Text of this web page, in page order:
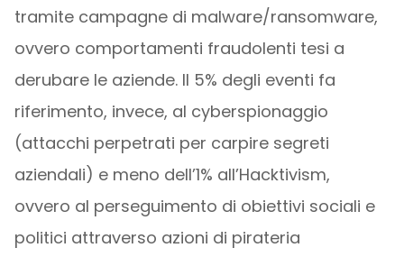
tramite campagne di malware/ransomware,
ovvero comportamenti fraudolenti tesi a
derubare le aziende. Il 5% degli eventi fa
riferimento, invece, al cyberspionaggio
(attacchi perpetrati per carpire segreti
aziendali) e meno dell’1% all’Hacktivism,
ovvero al perseguimento di obiettivi sociali e
politici attraverso azioni di pirateria